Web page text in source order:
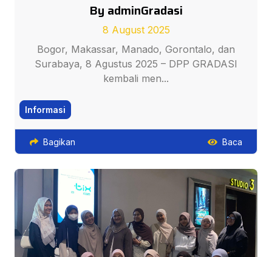
By adminGradasi
8 August 2025
Bogor, Makassar, Manado, Gorontalo, dan
Surabaya, 8 Agustus 2025 – DPP GRADASI
kembali men...
Informasi
Bagikan Baca